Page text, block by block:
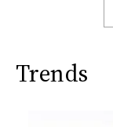
Trends